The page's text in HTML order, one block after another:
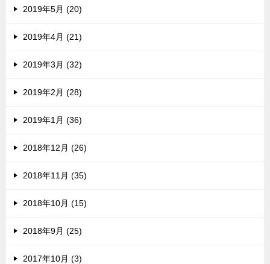
2019年5月 (20)
2019年4月 (21)
2019年3月 (32)
2019年2月 (28)
2019年1月 (36)
2018年12月 (26)
2018年11月 (35)
2018年10月 (15)
2018年9月 (25)
2017年10月 (3)